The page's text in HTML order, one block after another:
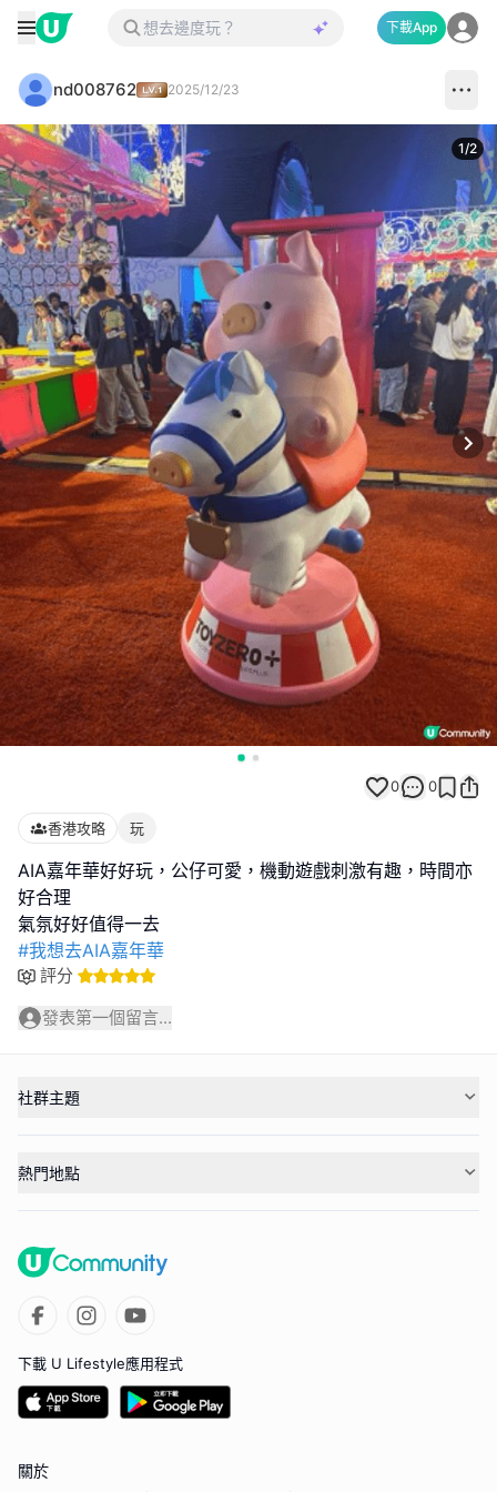
下載App
nd008762 2025/12/23
1/2
0 0
香港攻略 玩
AIA嘉年華好好玩，公仔可愛，機動遊戲刺激有趣，時間亦
好合理
#我想去AIA嘉年華
評分
發表第一個留言...
社群主題
熱門地點
下載 U Lifestyle應用程式
關於